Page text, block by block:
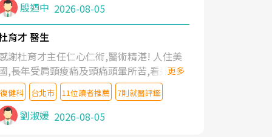
殷迺中 2026-08-05
育才 醫生
謝杜育才主任仁心仁術,醫術精湛! 人住美
,長年受肩頸痠痛及頭痛頭暈所苦,看遍名醫
授,做了各種檢查,也嘗試過西醫打針,中醫
灸及物理徒手治療都沒有用,後來連吃到嗎
類止痛藥都效果有限,只是壓症狀,沒多久就
起來,多年失眠嚴重影響生活品質. 台灣親
更多
復健科 台北市 11位讀者推薦 7則就醫評鑑
劉淑媛 2026-08-05